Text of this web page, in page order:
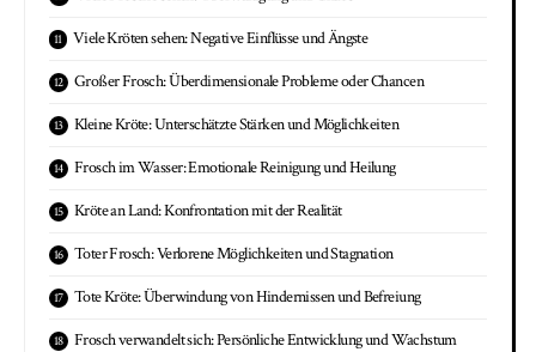
Viele Kröten sehen: Negative Einflüsse und Ängste
Großer Frosch: Überdimensionale Probleme oder Chancen
Kleine Kröte: Unterschätzte Stärken und Möglichkeiten
Frosch im Wasser: Emotionale Reinigung und Heilung
Kröte an Land: Konfrontation mit der Realität
Toter Frosch: Verlorene Möglichkeiten und Stagnation
Tote Kröte: Überwindung von Hindernissen und Befreiung
Frosch verwandelt sich: Persönliche Entwicklung und Wachstum